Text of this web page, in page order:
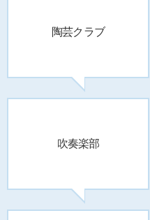
陶芸クラブ
吹奏楽部